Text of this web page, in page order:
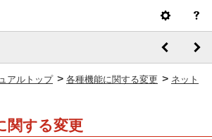
アルトップ > 各種機能に関する変更 > ネット
関する変更